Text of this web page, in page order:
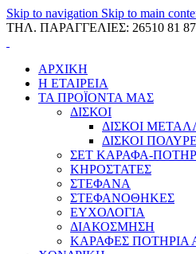
Skip to navigation Skip to main
ΤΗΛ. ΠΑΡΑΓΓΕΛΙΕΣ: 26510 81
ΑΡΧΙΚΗ
Η ΕΤΑΙΡΕΙΑ
ΤΑ ΠΡΟΪΟΝΤΑ ΜΑΣ
ΔΙΣΚΟΙ
ΔΙΣΚΟΙ
ΔΙΣΚΟΙ
ΣΕΤ ΚΑΡΑΦΑ-
ΚΗΡΟΣΤΑΤΕΣ
ΣΤΕΦΑΝΑ
ΣΤΕΦΑΝΟΘΗΚΕΣ
ΕΥΧΟΛΟΓΙΑ
ΔΙΑΚΟΣΜΗΣΗ
ΚΑΡΑΦΕΣ ΠΟΤΗΡΙΑ